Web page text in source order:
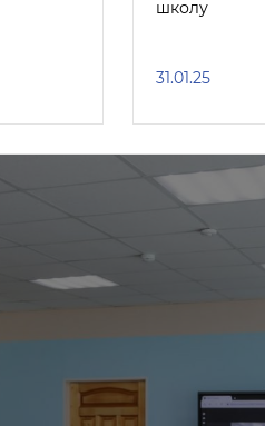
школу
31.01.25